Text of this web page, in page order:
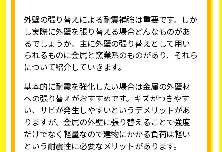
外壁の張り替えによる耐震補強は重要です。しか
し実際に外壁を張り替える場合どんなものがあ
るでしょうか。主に外壁の張り替えとして用い
られるものに金属と窯業系のものがあり、それら
について紹介していきます。
基本的に耐震を強化したい場合は金属の外壁材
への張り替えがおすすめです。キズがつきやす
い、サビが発生しやすいというデメリットがあ
りますが、金属の外壁に張り替えることで強度
だけでなく軽量なので建物にかかる負荷は軽い
という耐震性に必要なメリットがあります。